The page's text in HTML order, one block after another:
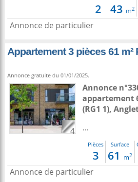
2 43 m2
Annonce de particulier
Appartement 3 pièces 61 m²
Annonce gratuite du 01/01/2025.
4
Annonce
appartement
(RG1 1),
...
Pièces
3
Surface
61 m2
Annonce de particulier